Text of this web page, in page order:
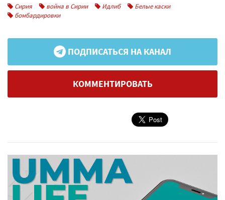
Сирия война в Сирии Идлиб
Белые каски
бомбардировки
ПОДПИСАТЬСЯ НА КАНАЛ
КОММЕНТИРОВАТЬ